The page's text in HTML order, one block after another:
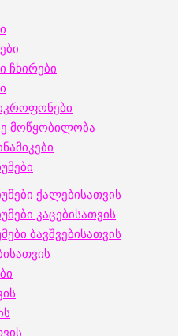
ჩხირები
მოწყობილობა
ქალებისათვის
კაცებისათვის
ბავშვებისათვის